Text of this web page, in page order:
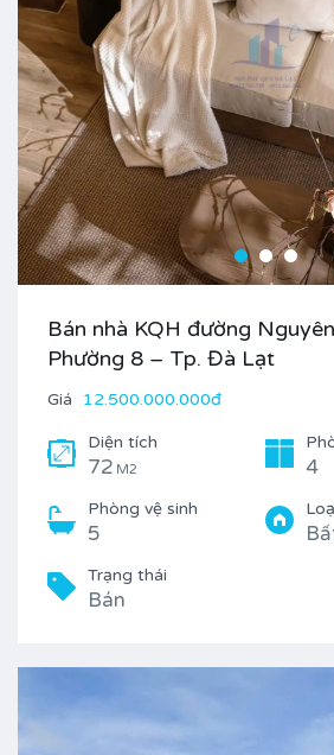
Bán nhà KQH đường
Phường 8 – Tp. Đà Lạt
Giá 12.500.000.000đ
Diện tích
72 M2 4
Phòng vệ sinh
5
Trạng thái
Bán